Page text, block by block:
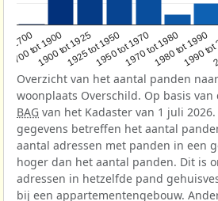
1700
1700 tot 1900
1900 tot 19251925 tot 19501950 tot 19701970 tot 19801980 tot 1990
1990
Overzicht van het aantal panden
woonplaats Overschild. Op basis
BAG van het Kadaster van 1 juli
gegevens betreffen het aantal
aantal adressen met panden in een
hoger dan het aantal panden. Dit is
adressen in hetzelfde pand
bij een appartementengebouw.